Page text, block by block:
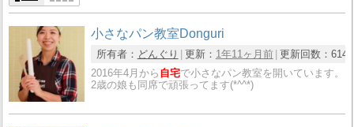
小さなパン教室Donguri
所有者： どんぐり 更新： 1年11ヶ月前 更新回数： 614
2016年4月から 自宅で小さなパン教室を開いています。
2歳の娘も同席で頑張ってます(*^^*)